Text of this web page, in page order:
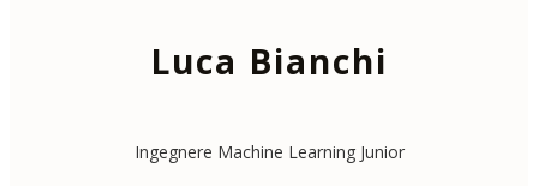
Luca Bianchi
Ingegnere Machine Learning Junior